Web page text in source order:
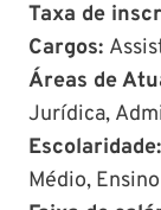
Taxa de
Cargos:
Áreas de
Jurídica,
Escolaridade:
Médio,